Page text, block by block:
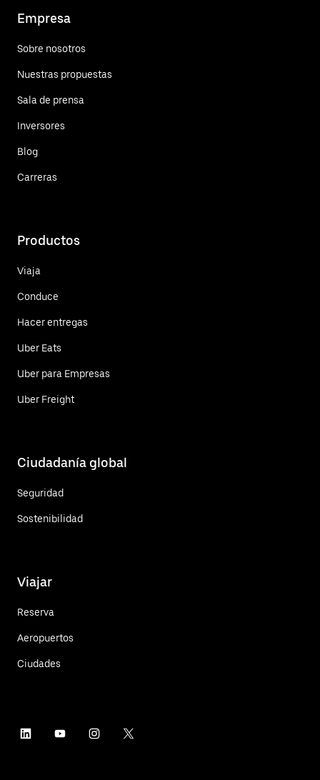
Empresa
Sobre nosotros
Nuestras propuestas
Sala de prensa
Inversores
Blog
Carreras
Productos
Viaja
Conduce
Hacer entregas
Uber Eats
Uber para Empresas
Uber Freight
Ciudadanía global
Seguridad
Sostenibilidad
Viajar
Reserva
Aeropuertos
Ciudades